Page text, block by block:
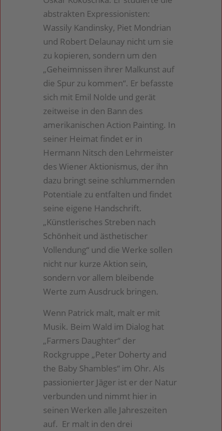
abstrakten Expressionisten:
Wassily Kandinsky, Piet Mondrian
und Robert Delaunay nicht um sie
zu kopieren, sondern um den
„Geheimnissen ihrer Malkunst auf
die Spur zu kommen“. Er befasste
sich mit Emil Nolde und gerät
zeitweise in den Bann des
amerikanischen Action Painting. In
seiner Heimat findet er in
Hermann Nitsch den Lehrmeister
des Wiener Aktionismus, der ihn
dazu bringt seine schlummernden
Potentiale zu entfalten und findet
seine eigene Handschrift.
„Künstlerisches Streben nach
Schönheit und ästhetischer
Vollendung“ und die Werke sollen
nicht nur kurze Aktion sein,
sondern vor allem bleibende
Werte zum Ausdruck bringen.
Wenn Patrick malt, malt er mit
Musik. Beim Wald im Dialog hat
„Farmers Daughter“ der
Rockgruppe „Peter Doherty and
the Baby Shambles“ im Ohr. Als
passionierter Jäger ist er der Natur
verbunden und nimmt hier in
seinen Werken alle Jahreszeiten
auf. Er malt in den drei